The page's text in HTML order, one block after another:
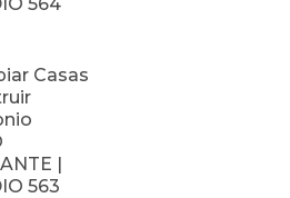
Casas
|
563